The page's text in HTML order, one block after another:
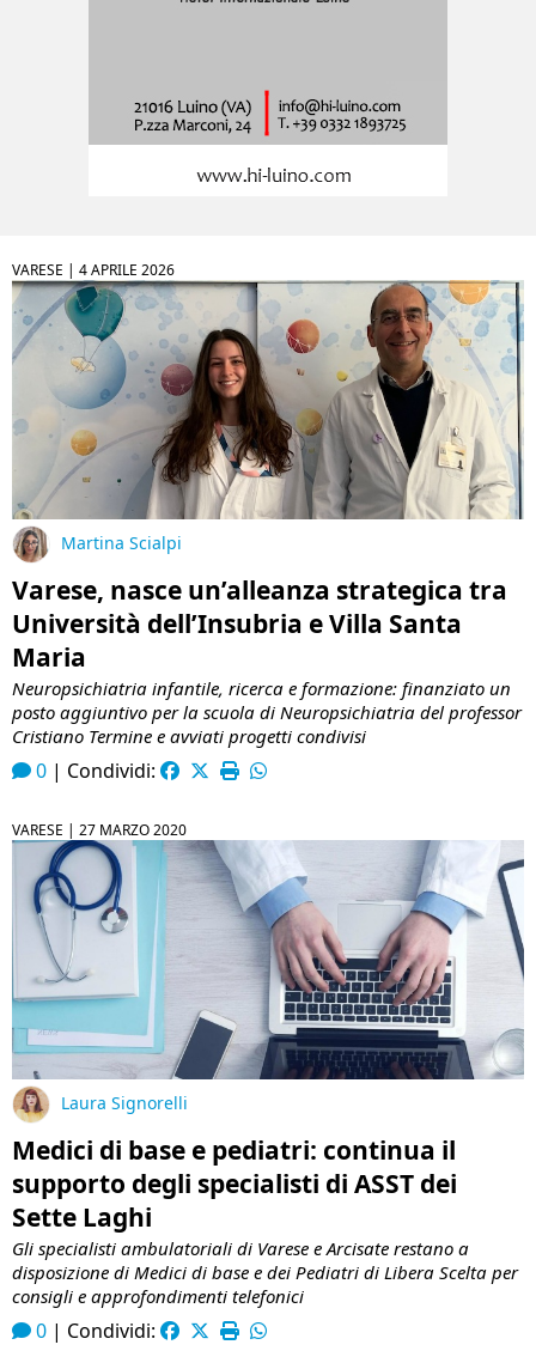
VARESE | 4 APRILE 2026
Martina Scialpi
Varese, nasce un’alleanza strategica tra
Università dell’Insubria e Villa Santa
Maria
Neuropsichiatria infantile, ricerca e formazione: finanziato un
posto aggiuntivo per la scuola di Neuropsichiatria del professor
Cristiano Termine e avviati progetti condivisi
0 | Condividi:
VARESE | 27 MARZO 2020
Laura Signorelli
Medici di base e pediatri: continua il
supporto degli specialisti di ASST dei
Sette Laghi
Gli specialisti ambulatoriali di Varese e Arcisate restano a
disposizione di Medici di base e dei Pediatri di Libera Scelta per
consigli e approfondimenti telefonici
0 | Condividi: